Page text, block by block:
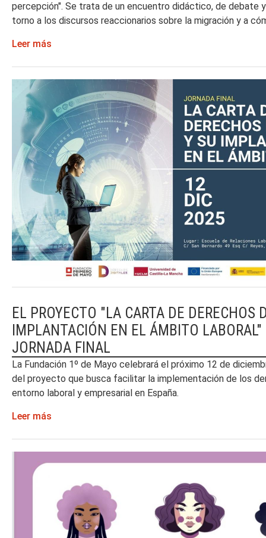
percepción". Se trata de un encuentro didáctico, de debate
torno a los discursos reaccionarios sobre la migración y a
Leer más
EL PROYECTO "LA CARTA DE DERECHOS
IMPLANTACIÓN EN EL ÁMBITO LABORAL"
JORNADA FINAL
La Fundación 1º de Mayo celebrará el próximo 12 de
del proyecto que busca facilitar la implementación de los
entorno laboral y empresarial en España.
Leer más